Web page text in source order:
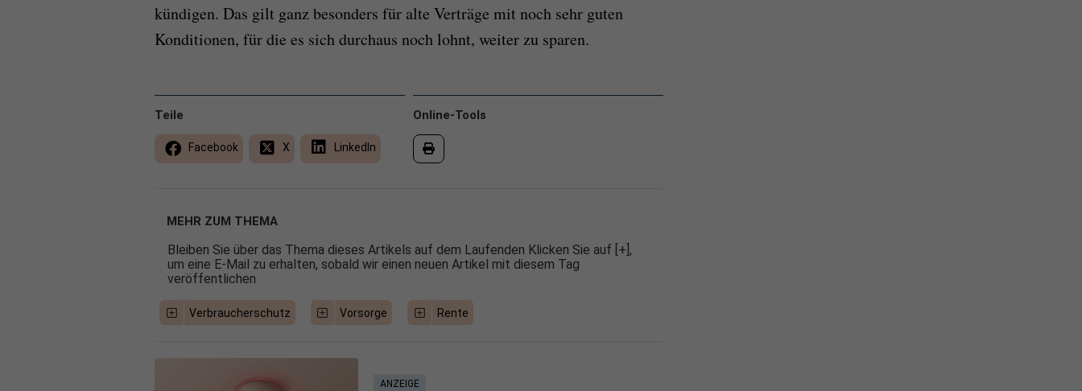
kündigen. Das gilt ganz besonders für alte Verträge mit noch sehr guten
Konditionen, für die es sich durchaus noch lohnt, weiter zu sparen.
Online-Tools
Teile
Facebook X LinkedIn
MEHR ZUM THEMA
Bleiben Sie über das Thema dieses Artikels auf dem Laufenden Klicken Sie auf [+],
um eine E-Mail zu erhalten, sobald wir einen neuen Artikel mit diesem Tag
veröffentlichen
Verbraucherschutz Vorsorge Rente
ANZEIGE